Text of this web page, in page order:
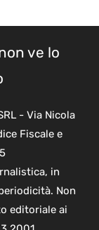
ve lo
- Via Nicola
Fiscale e
in
Non
editoriale ai